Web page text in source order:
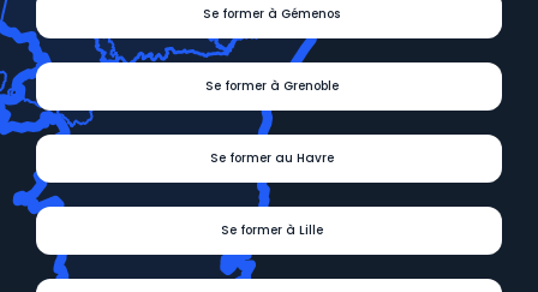
Se former à Gémenos
Se former à Grenoble
Se former au Havre
Se former à Lille